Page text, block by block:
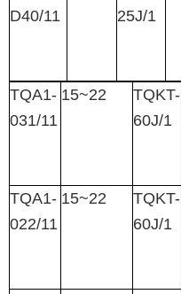
D40/11
25J/1
TQA1-
031/11
15~22
TQKT-
60J/1
TQA1-
022/11
15~22
TQKT-
60J/1